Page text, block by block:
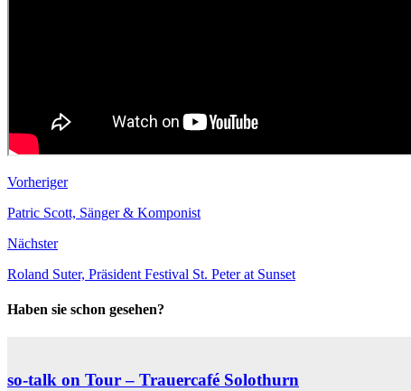
Vorheriger
Patric Scott, Sänger & Komponist
Nächster
Roland Suter, Präsident Festival St. Peter at Sunset
Haben sie schon gesehen?
so-talk on Tour – Trauercafé Solothurn